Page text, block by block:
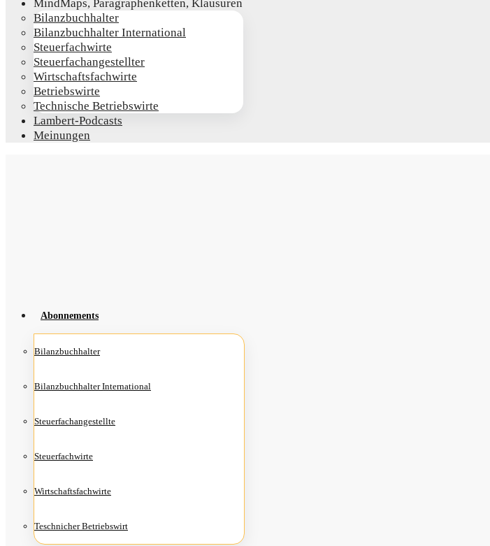
Mind­Maps, Para­gra­phen­ket­ten, Klausuren
Bilanz­buch­hal­ter
Bilanz­buch­hal­ter International
Steu­er­fach­wir­te
Steu­er­fach­an­ge­stell­ter
Wirt­schafts­fach­wir­te
Betriebs­wir­te
Tech­ni­sche Betriebswirte
Lam­­bert-Pod­­casts
Mei­nun­gen
Abon­ne­ments
Bilanz­buch­hal­ter
Bilanz­buch­hal­ter International
Steu­er­fach­an­ge­stell­te
Steu­er­fach­wir­te
Wirt­schafts­fach­wir­te
Teschni­cher Betriebswirt